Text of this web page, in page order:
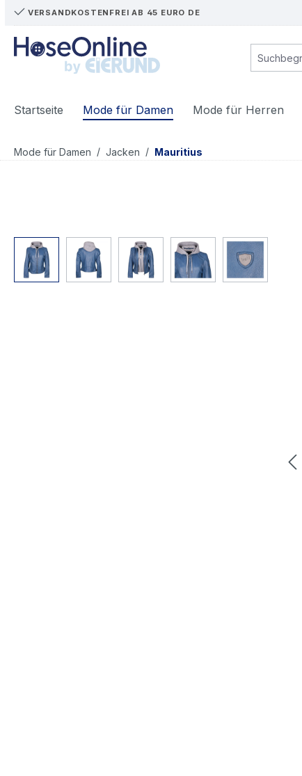
Hauptinhalt springen
Zur Suche springen
Zur Hauptnavigation springen
VERSANDKOSTENFREI AB 45 EURO DE
Startseite Mode für Damen Mode für Herren
Mode für Damen / Jacken / Mauritius
Bildergalerie überspringen